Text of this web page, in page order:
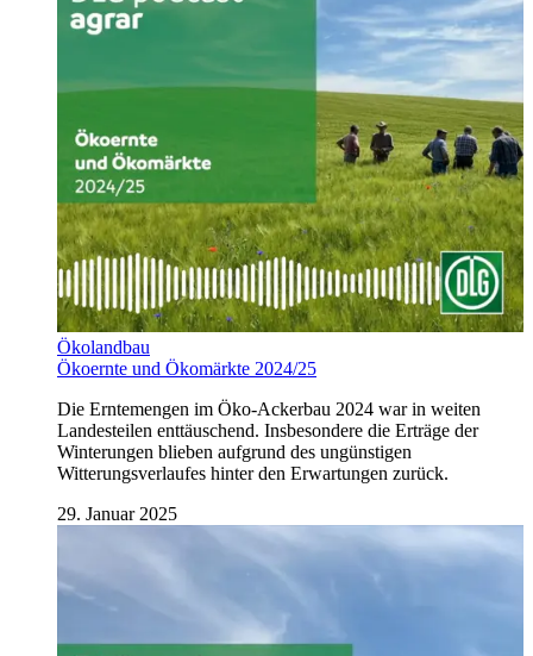
Ökolandbau
Ökoernte und Ökomärkte 2024/25
Die Erntemengen im Öko-Ackerbau 2024 war in weiten
Landesteilen enttäuschend. Insbesondere die Erträge der
Winterungen blieben aufgrund des ungünstigen
Witterungsverlaufes hinter den Erwartungen zurück.
29. Januar 2025